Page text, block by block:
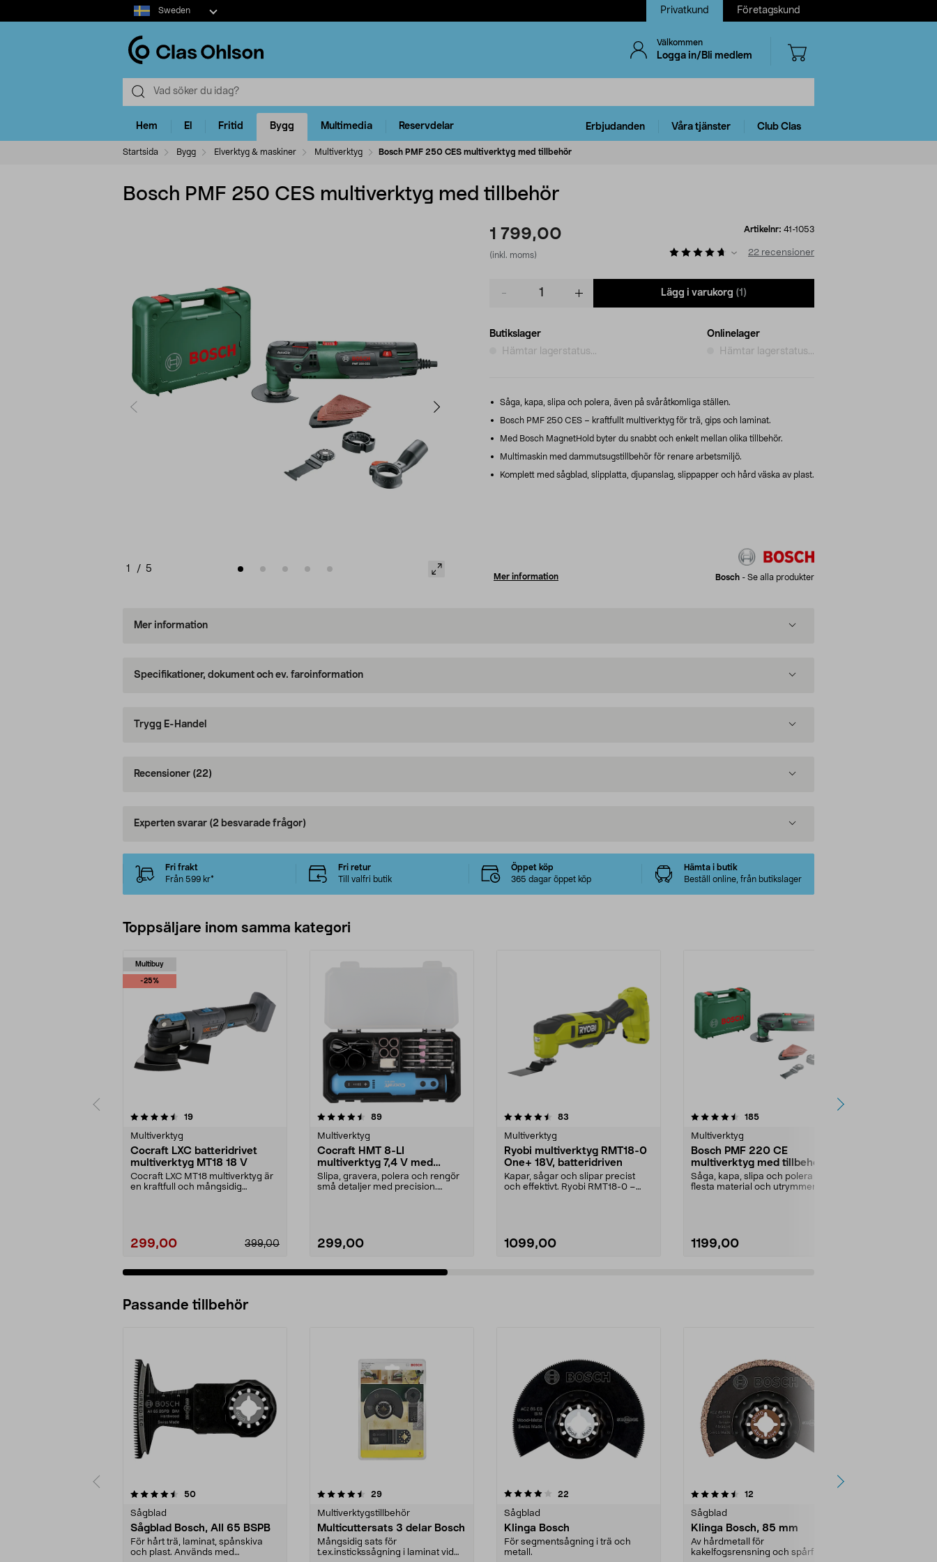
Select
market
Sweden Privatkund Företagskund
Välkommen
Logga in/Bli medlem
Hem El Fritid Bygg Multimedia Reservdelar Erbjudanden Våra tjänster Club Clas
Startsida Bygg Elverktyg & maskiner Multiverktyg Bosch PMF 250 CES multiverktyg med tillbehör
Bosch PMF 250 CES multiverktyg med tillbehör
1 / 5
1 799,00
(inkl. moms)
Artikelnr: 41-1053
22 recensioner
Lägg i varukorg (1)
Butikslager
Hämtar lagerstatus...
Onlinelager
Hämtar lagerstatus...
Såga, kapa, slipa och polera, även på svåråtkomliga ställen.
Bosch PMF 250 CES – kraftfullt multiverktyg för trä, gips och laminat.
Med Bosch MagnetHold byter du snabbt och enkelt mellan olika tillbehör.
Multimaskin med dammutsugstillbehör för renare arbetsmiljö.
Komplett med sågblad, slipplatta, djupanslag, slippapper och hård väska av plast.
Mer information Bosch - Se alla produkter
Mer information
Specifikationer, dokument och ev. faroinformation
Trygg E-Handel
Recensioner (22)
Experten svarar (2 besvarade frågor)
Fri frakt
Från 599 kr*
Fri retur
Till valfri butik
Öppet köp
365 dagar öppet köp
Hämta i butik
Beställ online, från butikslager
Toppsäljare inom samma kategori
Multibuy
-25%
19recensioner
Multiverktyg
Cocraft LXC batteridrivet
multiverktyg MT18 18 V
Cocraft LXC MT18 multiverktyg är
en kraftfull och mångsidig
299,00 399,00
4.5 av 5 stjärnor 89recensioner
Multiverktyg
Cocraft HMT 8-LI
multiverktyg 7,4 V med
tillbehör
Slipa, gravera, polera och rengör
små detaljer med precision.
299,00
4.5 av 5 stjärnor 83
Multiverktyg
Ryobi multiverktyg RMT18-0
One+ 18V, batteridriven
Kapar, sågar och slipar precist
och effektivt. Ryobi RMT18-0 –
1099,00
4.5 av 5 stjärnor 185recensioner
Multiverktyg
Bosch PMF 220 CE
multiverktyg med tillbehör,
220 W
Såga, kapa, slipa och polera i de
flesta material och utrymmen.
1199,00
4.5 av 5 stjärnor
Passande tillbehör
50recensioner
Sågblad
Sågblad Bosch, AII 65 BSPB
För hårt trä, laminat, spånskiva
och plast. Används med
4.5av 5 stjärnor 29recensioner
Multiverktygstillbehör
Multicuttersats 3 delar Bosch
Mångsidig sats för
t.ex.instickssågning i laminat vid
4.0av 5 stjärnor 22
Sågblad
Klinga Bosch
För segmentsågning i trä och
metall.
4.5av 5 stjärnor 12
Sågblad
Klinga Bosch, 85 mm
Av hårdmetall för
kakelfogsrensning och spårfräs i
4.5av 5 stjärnor